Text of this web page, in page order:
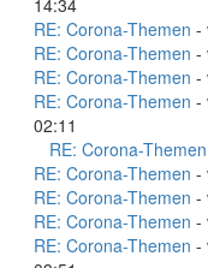
14:34
RE: Corona-Themen -
RE: Corona-Themen -
RE: Corona-Themen -
RE: Corona-Themen -
02:11
RE: Corona-Themen
RE: Corona-Themen -
RE: Corona-Themen -
RE: Corona-Themen -
RE: Corona-Themen -